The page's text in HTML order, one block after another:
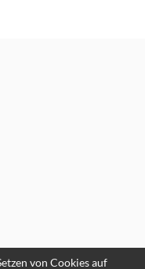
von Cookies auf